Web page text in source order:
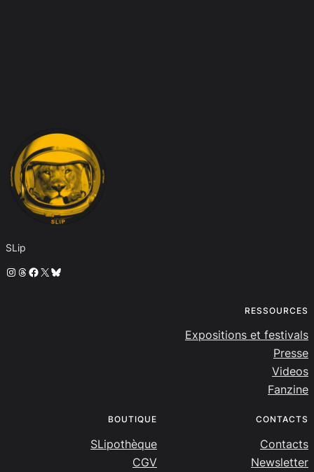
SLip
Instagram
Threads
Facebook
X Bluesky
RESSOURCES
Expositions et festivals
Presse
Videos
Fanzine
BOUTIQUE
SLipothèque
CGV
CONTACTS
Contacts
Newsletter